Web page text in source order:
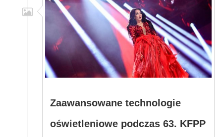
Zaawansowane technologie
oświetleniowe podczas 63. KFPP